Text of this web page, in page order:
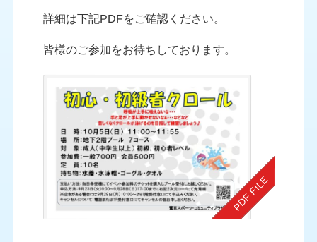
詳細は下記PDFをご確認ください。
皆様のご参加をお待ちしております。